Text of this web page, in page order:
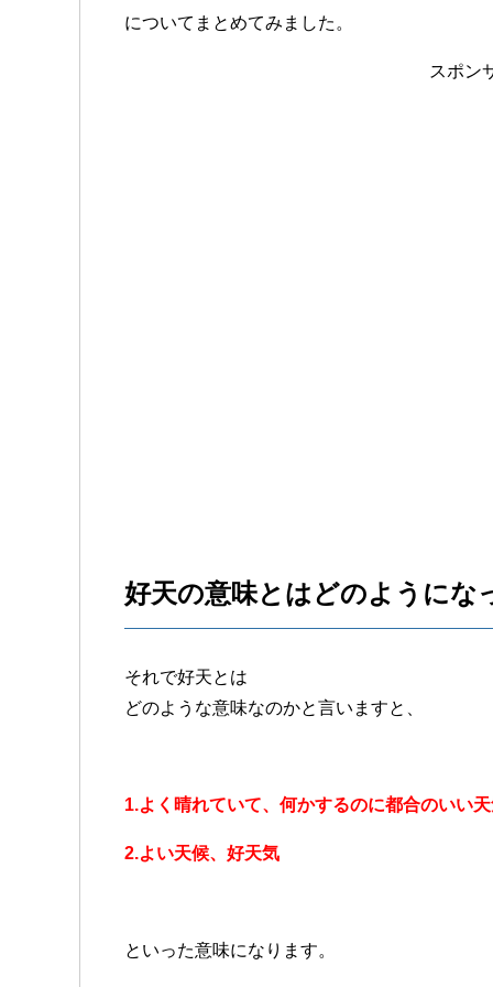
についてまとめてみました。
スポン
好天の意味とはどのようにな
それで好天とは
どのような意味なのかと言いますと、
1.よく晴れていて、何かするのに都合のいい天
2.よい天候、好天気
といった意味になります。